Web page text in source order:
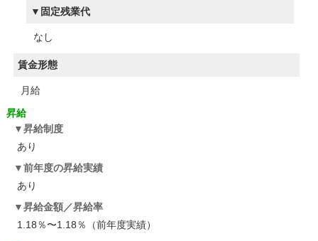
固定残業代
なし
賃金形態
月給
昇給
昇給制度
あり
前年度の昇給実績
あり
昇給金額／昇給率
1.18％〜1.18％（前年度実績）